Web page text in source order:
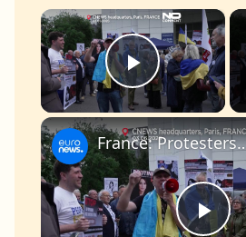
×
Play
France: Protesters rally outside